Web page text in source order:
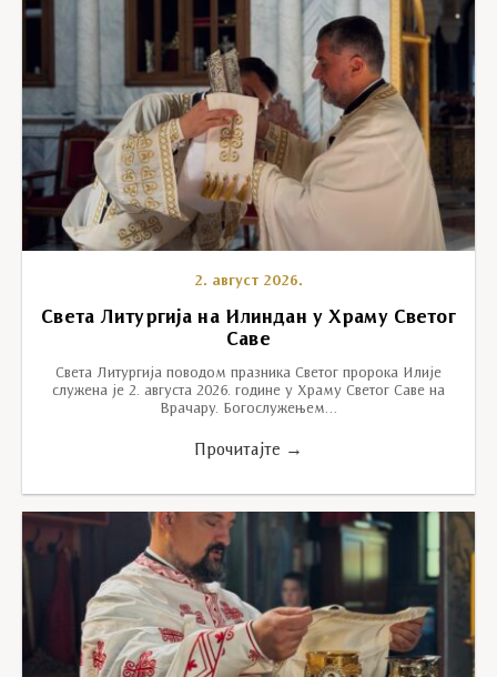
2. август 2026.
Света Литургија на Илиндан у Храму Светог
Саве
Света Литургија поводом празника Светог пророка Илије
служена је 2. августа 2026. године у Храму Светог Саве на
Врачару. Богослужењем…
Прочитајте →